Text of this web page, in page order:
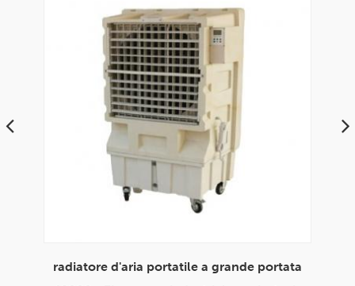
radiatore d'aria portatile a grande portata